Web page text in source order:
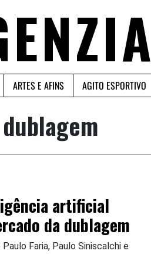
ARTES E AFINS AGITO ESPORTIVO
dublagem
artificial
da dublagem
Faria, Paulo Siniscalchi e